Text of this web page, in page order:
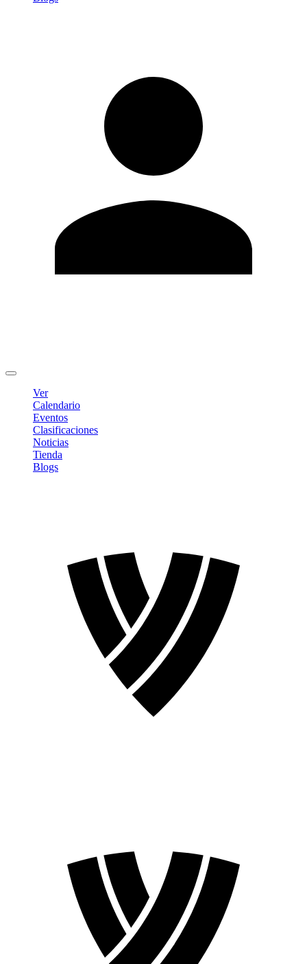
Ver
Calendario
Eventos
Clasificaciones
Noticias
Tienda
Blogs